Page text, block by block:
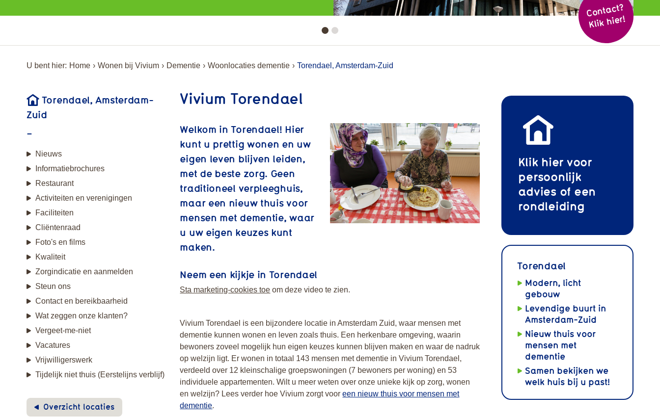
Cont
act?
Klik hier!
U bent hier: Home Wonen bij Vivium Dementie Woonlocaties dementie Torendael, Amsterdam-Zuid
Torendael, Amsterdam-
Zuid
Nieuws
Informatiebrochures
Restaurant
Activiteiten en verenigingen
Faciliteiten
Cliëntenraad
Foto's en films
Kwaliteit
Zorgindicatie en aanmelden
Steun ons
Contact en bereikbaarheid
Wat zeggen onze klanten?
Vergeet-me-niet
Vacatures
Vrijwilligerswerk
Tijdelijk niet thuis (Eerstelijns verblijf)
Overzicht locaties
Vivium Torendael
Welkom in Torendael! Hier
kunt u prettig wonen en uw
eigen leven blijven leiden,
met de beste zorg. Geen
traditioneel verpleeghuis,
maar een nieuw thuis voor
mensen met dementie, waar
u uw eigen keuzes kunt
maken.
Neem een kijkje in Torendael
Sta marketing-cookies toe om deze video te zien.
Vivium Torendael is een bijzondere locatie in Amsterdam Zuid, waar mensen met
dementie kunnen wonen en leven zoals thuis. Een herkenbare omgeving, waarin
bewoners zoveel mogelijk hun eigen keuzes kunnen blijven maken en waar de nadruk
op welzijn ligt. Er wonen in totaal 143 mensen met dementie in Vivium Torendael,
verdeeld over 12 kleinschalige groepswoningen (7 bewoners per woning) en 53
individuele appartementen. Wilt u meer weten over onze unieke kijk op zorg, wonen
en welzijn? Lees verder hoe Vivium zorgt vooreen nieuw thuis voor mensen met
dementie.
Klik hier voor
persoonlijk
advies of een
rondleiding
Torendael
Modern, licht
gebouw
Levendige buurt in
Amsterdam-Zuid
Nieuw thuis voor
mensen met
dementie
Samen bekijken we
welk huis bij u past!